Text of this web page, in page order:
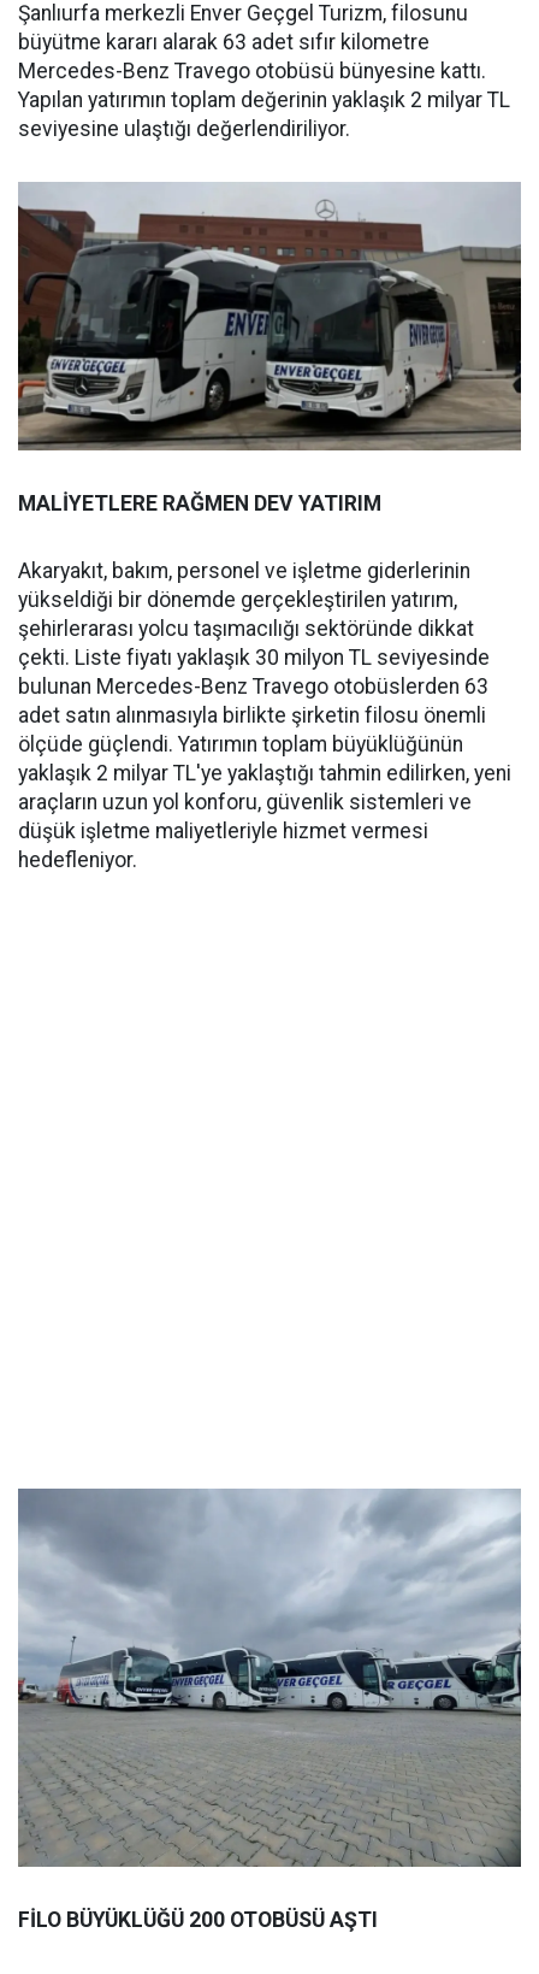
Şanlıurfa merkezli Enver Geçgel Turizm, filosunu
büyütme kararı alarak 63 adet sıfır kilometre
Mercedes-Benz Travego otobüsü bünyesine kattı.
Yapılan yatırımın toplam değerinin yaklaşık 2 milyar TL
seviyesine ulaştığı değerlendiriliyor.
MALİYETLERE RAĞMEN DEV YATIRIM
Akaryakıt, bakım, personel ve işletme giderlerinin
yükseldiği bir dönemde gerçekleştirilen yatırım,
şehirlerarası yolcu taşımacılığı sektöründe dikkat
çekti. Liste fiyatı yaklaşık 30 milyon TL seviyesinde
bulunan Mercedes-Benz Travego otobüslerden 63
adet satın alınmasıyla birlikte şirketin filosu önemli
ölçüde güçlendi. Yatırımın toplam büyüklüğünün
yaklaşık 2 milyar TL'ye yaklaştığı tahmin edilirken, yeni
araçların uzun yol konforu, güvenlik sistemleri ve
düşük işletme maliyetleriyle hizmet vermesi
hedefleniyor.
FİLO BÜYÜKLÜĞÜ 200 OTOBÜSÜ AŞTI